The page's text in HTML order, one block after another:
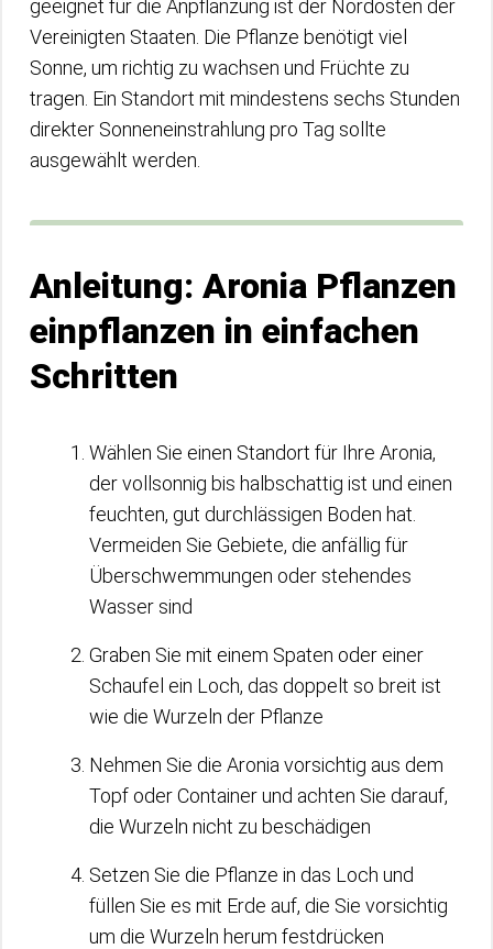
geeignet für die Anpflanzung ist der Nordosten der
Vereinigten Staaten. Die Pflanze benötigt viel
Sonne, um richtig zu wachsen und Früchte zu
tragen. Ein Standort mit mindestens sechs Stunden
direkter Sonneneinstrahlung pro Tag sollte
ausgewählt werden.
Anleitung: Aronia Pflanzen
einpflanzen in einfachen
Schritten
Wählen Sie einen Standort für Ihre Aronia,
der vollsonnig bis halbschattig ist und einen
feuchten, gut durchlässigen Boden hat.
Vermeiden Sie Gebiete, die anfällig für
Überschwemmungen oder stehendes
Wasser sind
Graben Sie mit einem Spaten oder einer
Schaufel ein Loch, das doppelt so breit ist
wie die Wurzeln der Pflanze
Nehmen Sie die Aronia vorsichtig aus dem
Topf oder Container und achten Sie darauf,
die Wurzeln nicht zu beschädigen
Setzen Sie die Pflanze in das Loch und
füllen Sie es mit Erde auf, die Sie vorsichtig
um die Wurzeln herum festdrücken